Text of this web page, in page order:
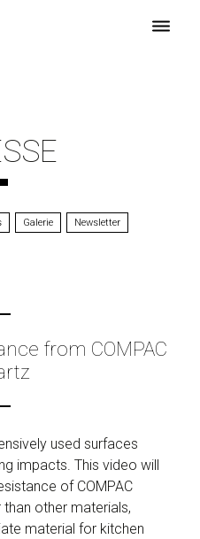
Galerie Newsletter
from COMPAC
used surfaces
impacts. This video will
of COMPAC
other materials,
material for kitchen